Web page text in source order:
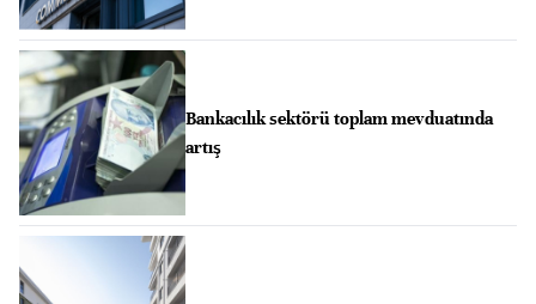
Bankacılık sektörü toplam mevduatında
artış